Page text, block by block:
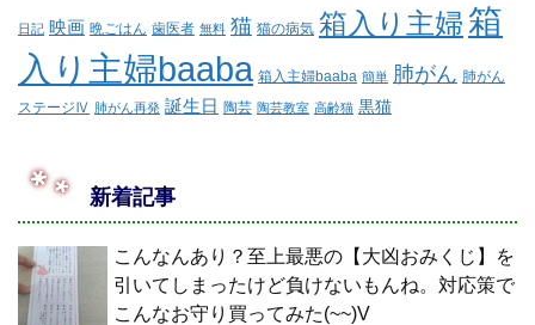
日記 映画 晩ごはん 歯医者 無料 猫 猫の病気 箱入り主婦箱
入り主婦baaba 箱入主婦baaba 簡単 肺がん 肺がん
ステージⅣ 肺がん再発 誕生日 陶芸 陶芸教室 高齢猫 黒猫
新着記事
こんなんあり？至上最悪の【大凶おみくじ】を
引いてしまったけど負けないもんね。対応策で
こんなお守り買ってみた(~~)V